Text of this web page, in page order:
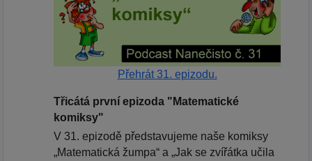
Přehrát 31. epizodu.
Třicátá první epizoda "Matematické
komiksy"
V 31. epizodě představujeme naše komiksy
„Matematická žumpa“ a „Jak se zvířátka učila